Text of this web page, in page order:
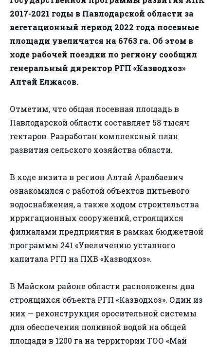
2017-2021 годы в Павлодарской области за
вегетационный период 2022 года посевные
площади увеличатся на 6763 га. Об этом в
ходе рабочей поездки по региону сообщил
генеральный директор РГП «Казводхоз»
Алтай Елжасов.
Отметим, что общая посевная площадь в
Павлодарской области составляет 58 тысяч
гектаров. Разработан комплексный план
развития сельского хозяйства области.
В ходе визита в регион Алтай Аралбаевич
ознакомился с работой объектов питьевого
водоснабжения, а также ходом строительства
ирригационных сооружений, строящихся
филиалами предприятия в рамках бюджетной
программы 241 «Увеличению уставного
капитала РГП на ПХВ «Казводхоз».
В Майском районе области расположены два
строящихся объекта РГП «Казводхоз». Один из
них — реконструкция оросительной системы
для обеспечения поливной водой на общей
площади в 1200 га на территории ТОО «Май